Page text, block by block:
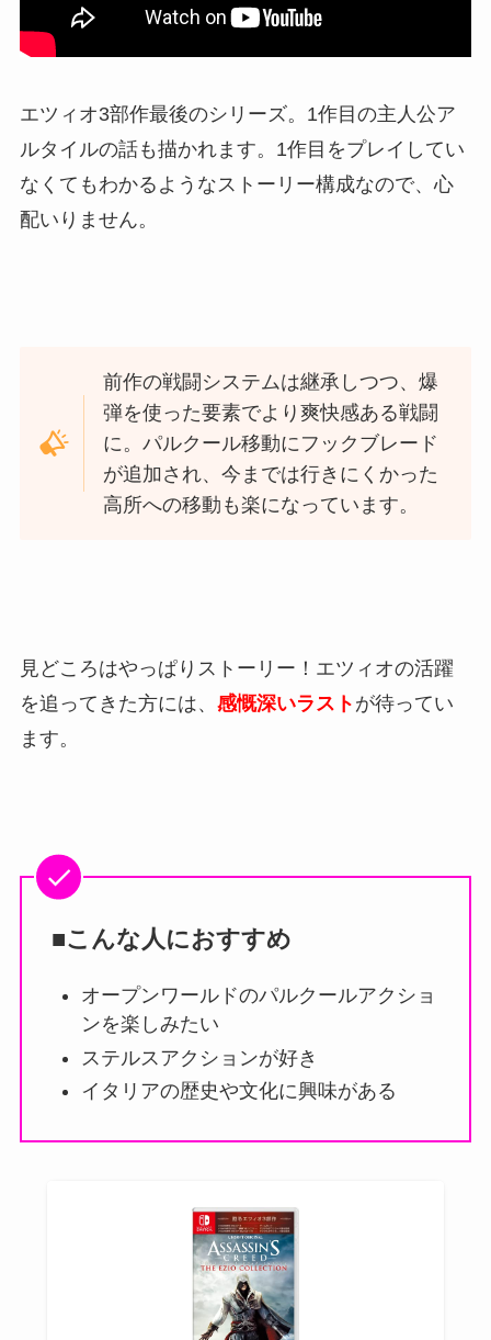
エツィオ3部作最後のシリーズ。1作目の主人公ア
ルタイルの話も描かれます。1作目をプレイしてい
なくてもわかるようなストーリー構成なので、心
配いりません。
前作の戦闘システムは継承しつつ、爆
弾を使った要素でより爽快感ある戦闘
に。パルクール移動にフックブレード
が追加され、今までは行きにくかった
高所への移動も楽になっています。
見どころはやっぱりストーリー！エツィオの活躍
を追ってきた方には、 感慨深いラスト が待ってい
ます。
■こんな人におすすめ
オープンワールドのパルクールアクショ
ンを楽しみたい
ステルスアクションが好き
イタリアの歴史や文化に興味がある